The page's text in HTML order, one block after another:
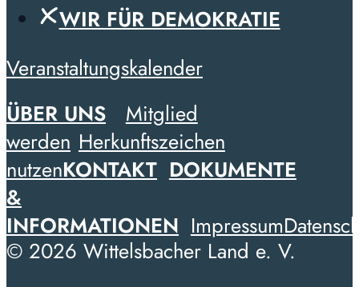
WIR FÜR DEMOKRATIE
Veranstaltungskalender
ÜBER UNS
Mitglied
werden Herkunftszeichen
nutzenKONTAKT DOKUMENTE
&
INFORMATIONEN Impressum
© 2026 Wittelsbacher Land e. V.